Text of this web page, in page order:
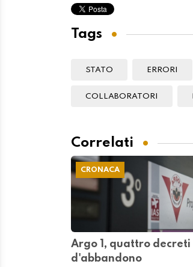
Tags
STATO ERRORI
COLLABORATORI
Correlati
CRONACA
Argo 1, quattro decreti
d'abbandono